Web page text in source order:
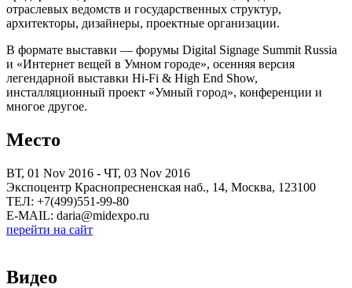
отраслевых ведомств и государственных структур,
архитекторы, дизайнеры, проектные организации.
В формате выставки — форумы Digital Signage Summit Russia
и «Интернет вещей в Умном городе», осенняя версия
легендарной выставки Hi-Fi & High End Show,
инсталляционный проект «Умный город», конференции и
многое другое.
Место
ВТ, 01 Nov 2016 - ЧТ, 03 Nov 2016
Экспоцентр Краснопресненская наб., 14, Москва, 123100
ТЕЛ: +7(499)551-99-80
E-MAIL: daria@midexpo.ru
перейти на сайт
Видео